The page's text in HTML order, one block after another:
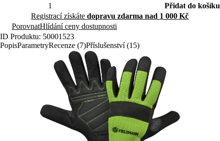
Přidat do košíku
Registrací získátedopravu zdarma nad 1 000 Kč
PorovnatHlídání ceny dostupnosti
ID Produktu: 50001523
PopisParametryRecenze (7)Příslušenství (15)